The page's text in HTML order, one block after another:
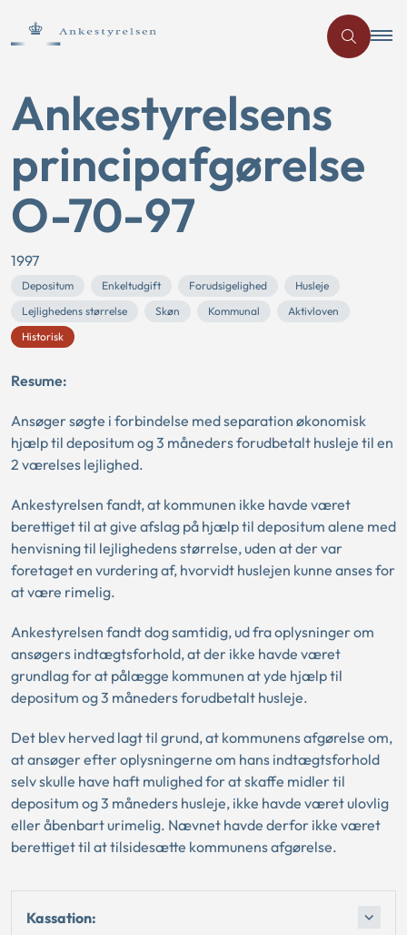
Ankestyrelsens
principafgørelse
O-70-97
1997
Depositum Enkeltudgift Forudsigelighed
Husleje
Lejlighedens størrelse
Skøn Kommunal
Aktivloven
Historisk
Resume:
Ansøger søgte i forbindelse med separation økonomisk
hjælp til depositum og 3 måneders forudbetalt husleje til en
2 værelses lejlighed.
Ankestyrelsen fandt, at kommunen ikke havde været
berettiget til at give afslag på hjælp til depositum alene med
henvisning til lejlighedens størrelse, uden at der var
foretaget en vurdering af, hvorvidt huslejen kunne anses for
at være rimelig.
Ankestyrelsen fandt dog samtidig, ud fra oplysninger om
ansøgers indtægtsforhold, at der ikke havde været
grundlag for at pålægge kommunen at yde hjælp til
depositum og 3 måneders forudbetalt husleje.
Det blev herved lagt til grund, at kommunens afgørelse om,
at ansøger efter oplysningerne om hans indtægtsforhold
selv skulle have haft mulighed for at skaffe midler til
depositum og 3 måneders husleje, ikke havde været ulovlig
eller åbenbart urimelig. Nævnet havde derfor ikke været
berettiget til at tilsidesætte kommunens afgørelse.
Kassation: